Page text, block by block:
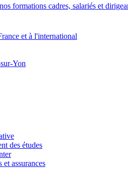
formations cadres, salariés et
et à l'international
Yon
des études
et assurances